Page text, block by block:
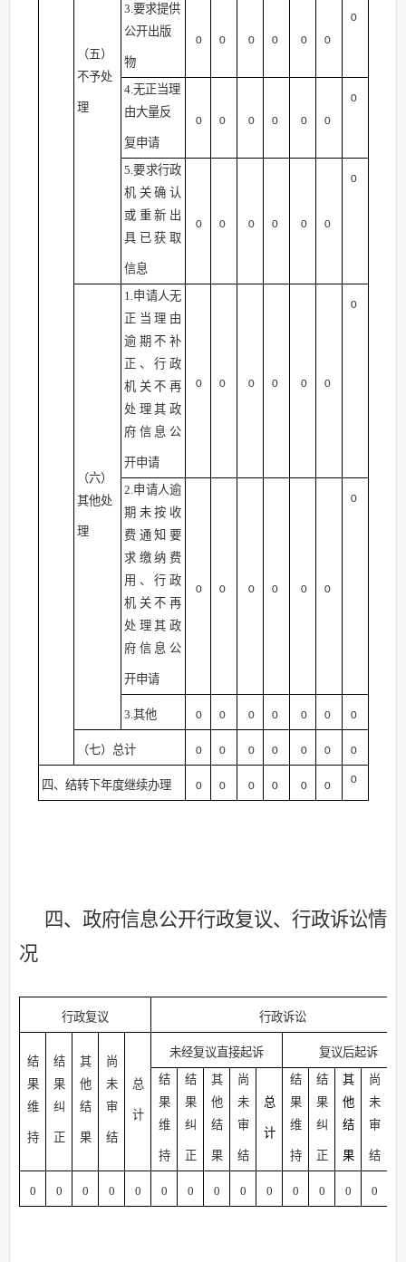
（五）
不予处
理
3.要求提供
公开出版
物
0 0 0 0 0 0
0
4.无正当理
由大量反
复申请
0 0 0 0 0 0
0
5.要求行政
机关确认
或重新出
具已获取
信息
0 0 0 0 0 0
0
（六）
其他处
理
1.申请人无
正当理由
逾期不补
正、行政
机关不再
处理其政
府信息公
开申请
0 0 0 0 0 0
0
2.申请人逾
期未按收
费通知要
求缴纳费
用、行政
机关不再
处理其政
府信息公
开申请
0 0 0 0 0 0
0
3.其他 0 0 0 0 0 0 0
（七）总计 0 0 0 0 0 0 0
四、结转下年度继续办理 0 0 0 0 0 0
0
四、政府信息公开行政复议、行政诉讼情
况
行政复议 行政诉讼
结
果
维
持
结
果
纠
正
其
他
结
果
尚
未
审
结
总
计
未经复议直接起诉
复议后起诉
结
果
维
持
结
果
纠
正
其
他
结
果
尚
未
审
结
总
计
结
果
维
持
结
果
纠
正
其
他
结
果
尚
未
审
结
0 0 0 0 0 0 0 0 0 0 0 0 0 0